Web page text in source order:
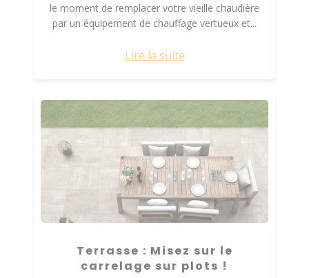
le moment de remplacer votre vieille chaudière
par un équipement de chauffage vertueux et...
Lire la suite
Terrasse : Misez sur le
carrelage sur plots !